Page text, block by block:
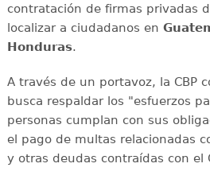
contratación de firmas privadas
localizar a ciudadanos en
Honduras.
A través de un portavoz, la CBP
busca respaldar los "esfuerzos
personas cumplan con sus
el pago de multas relacionadas
y otras deudas contraídas con el